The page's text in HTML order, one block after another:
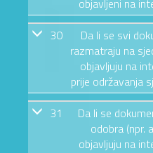
30
Da li se svi
razmatraju na
objavljuju na
prije održavanja
31
Da li se
odobra (npr.
objavljuju na